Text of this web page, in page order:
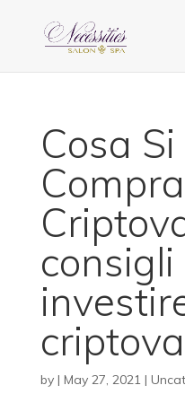
Cosa
by | May 27, 2021|